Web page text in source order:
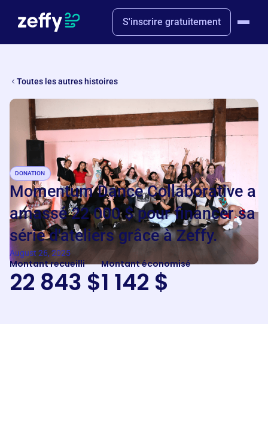
S'inscrire gratuitement
Toutes les autres histoires
August 26, 2025
DONATION
Momentum Dance Collaborative a
amassé 22 000 $ pour financer sa
série d'ateliers grâce à Zeffy.
Montant recueilli
22 843 $
Montant économisé
1 142 $